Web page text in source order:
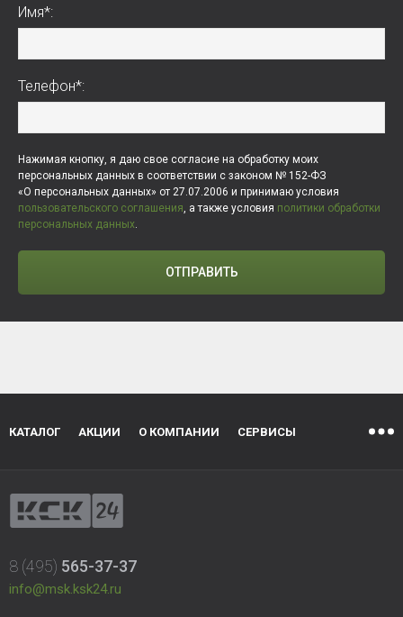
Имя*:
Телефон*:
Нажимая кнопку, я даю свое согласие на обработку моих
персональных данных в соответствии с законом № 152-ФЗ
«О персональных данных» от 27.07.2006 и принимаю условия
пользовательского соглашения, а также условия политики обработки
персональных данных.
ОТПРАВИТЬ
КАТАЛОГ АКЦИИ О КОМПАНИИ СЕРВИСЫ
8 (495) 565-37-37
info@msk.ksk24.ru